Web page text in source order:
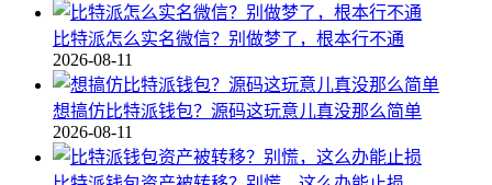
比特派怎么实名微信？别做梦了，根本行不通
2026-08-11
想搞仿比特派钱包？源码这玩意儿真没那么简单
2026-08-11